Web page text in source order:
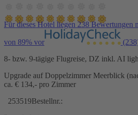
Für dieses Hotel liegen 238 Bewertungen
von 89% vor
8- bzw. 9-tägige Flugreise, DZ inkl. AI
Upgrade auf Doppelzimmer Meerblick
ca. € 134,- pro Zimmer
253519Bestellnr.: